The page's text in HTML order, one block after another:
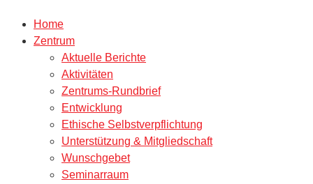
Home
Zentrum
Aktuelle Berichte
Aktivitäten
Zentrums-Rundbrief
Entwicklung
Ethische Selbstverpflichtung
Unterstützung & Mitgliedschaft
Wunschgebet
Seminarraum